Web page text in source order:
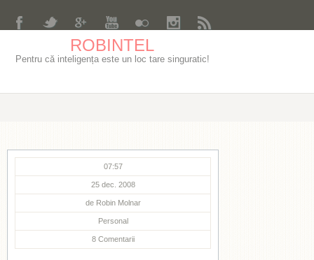
ROBINTEL
Pentru că inteligența este un loc tare singuratic!
07:57
25 dec. 2008
de Robin Molnar
Personal
8 Comentarii